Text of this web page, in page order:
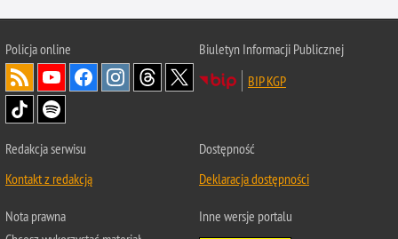
Policjaonline
Biuletyn Informacji Publicznej
BIP KGP
Redakcja serwisu
Kontakt z redakcją
Dostępność
Deklaracja dostępności
Nota prawna
Inne wersje portalu